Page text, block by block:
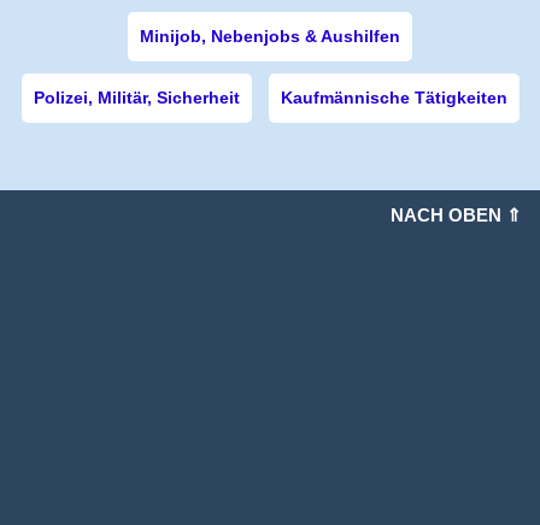
Minijob, Nebenjobs & Aushilfen
Polizei, Militär, Sicherheit Kaufmännische Tätigkeiten
NACH OBEN ⇑